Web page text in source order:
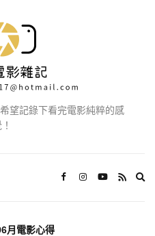
望記錄下看完電影純粹的感
月電影心得